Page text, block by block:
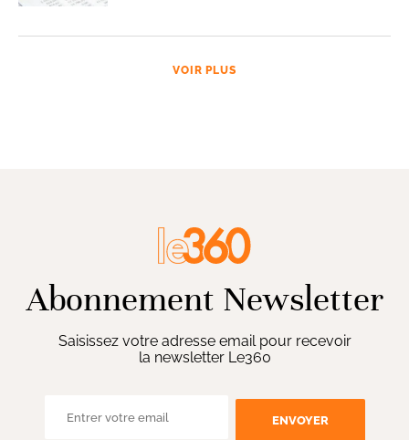
VOIR PLUS
Abonnement Newsletter
Saisissez votre adresse email pour recevoir
la newsletter Le360
ENVOYER